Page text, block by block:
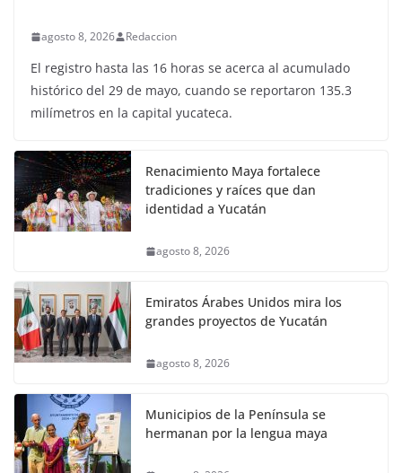
agosto 8, 2026 Redaccion
El registro hasta las 16 horas se acerca al acumulado
histórico del 29 de mayo, cuando se reportaron 135.3
milímetros en la capital yucateca.
Renacimiento Maya fortalece
tradiciones y raíces que dan
identidad a Yucatán
agosto 8, 2026
Emiratos Árabes Unidos mira los
grandes proyectos de Yucatán
agosto 8, 2026
Municipios de la Península se
hermanan por la lengua maya